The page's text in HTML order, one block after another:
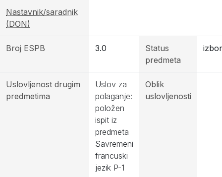
Nastavnik/saradnik
(DON)
Broj ESPB 3.0
Status
predmeta
Uslovljenost drugim
predmetima
Uslov za
polaganje:
položen
ispit iz
predmeta
Savremeni
francuski
jezik P-1
Oblik
uslovljenosti